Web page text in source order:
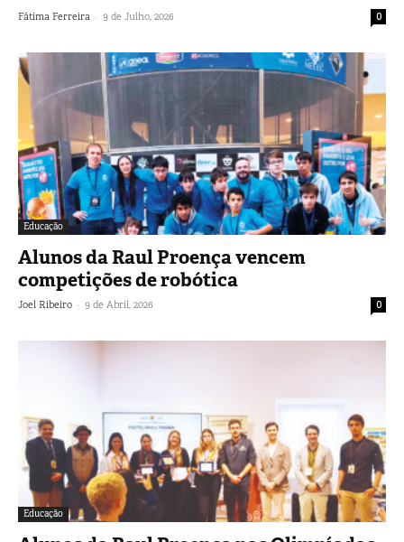
Fátima Ferreira - 9 de Julho, 2026 0
Educação
Alunos da Raul Proença vencem
competições de robótica
Joel Ribeiro - 9 de Abril, 2026 0
Educação